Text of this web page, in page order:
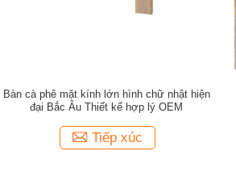
Bàn cà phê mặt kính lớn hình chữ nhật hiện
đại Bắc Âu Thiết kế hợp lý OEM
Tiếp xúc